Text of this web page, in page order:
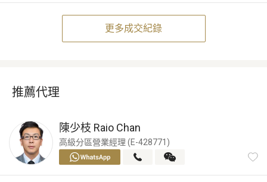
更多成交紀錄
推薦代理
陳少枝 Raio Chan
高級分區營業經理 (E-428771)